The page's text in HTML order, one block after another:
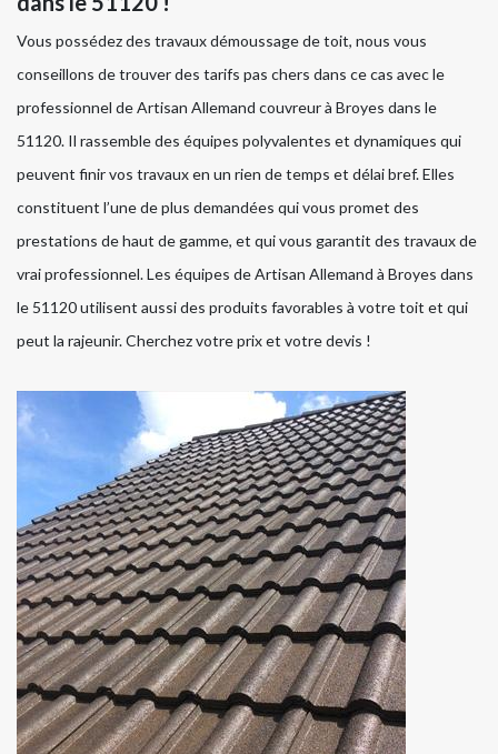
Vous possédez des travaux démoussage de toit, nous vous
conseillons de trouver des tarifs pas chers dans ce cas avec le
professionnel de Artisan Allemand couvreur à Broyes dans le
51120. Il rassemble des équipes polyvalentes et dynamiques qui
peuvent finir vos travaux en un rien de temps et délai bref. Elles
constituent l’une de plus demandées qui vous promet des
prestations de haut de gamme, et qui vous garantit des travaux de
vrai professionnel. Les équipes de Artisan Allemand à Broyes dans
le 51120 utilisent aussi des produits favorables à votre toit et qui
peut la rajeunir. Cherchez votre prix et votre devis !